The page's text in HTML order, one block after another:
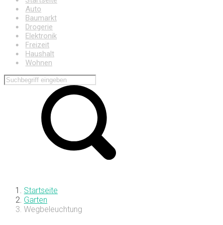
Auto
Baumarkt
Drogerie
Elektronik
Freizeit
Haushalt
Wohnen
Startseite
Garten
Wegbeleuchtung